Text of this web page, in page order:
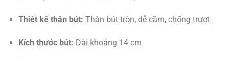
Thiết kế thân bút: Thân bút tròn, dễ cầm, chống trượt
Kích thước bút: Dài khoảng 14 cm